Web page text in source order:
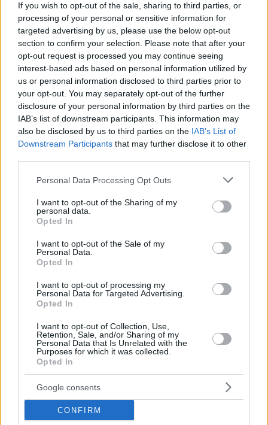
If you wish to opt-out of the sale, sharing to third parties, or
processing of your personal or sensitive information for
targeted advertising by us, please use the below opt-out
section to confirm your selection. Please note that after your
opt-out request is processed you may continue seeing
interest-based ads based on personal information utilized by
us or personal information disclosed to third parties prior to
your opt-out. You may separately opt-out of the further
disclosure of your personal information by third parties on the
IAB’s list of downstream participants. This information may
also be disclosed by us to third parties on the IAB’s List of
Downstream Participants that may further disclose it to other
Please note that this website/app uses one or more Google
not limited to your visit or usage behaviour. You may click to
grant or deny consent to Google and its third-party tags to
use your data for below specified purposes in below Google
consent section.
Personal Data Processing Opt Outs
I want to opt-out of the Sharing of my
personal data.
Opted In
I want to opt-out of the Sale of my
Personal Data.
Opted In
I want to opt-out of processing my
Personal Data for Targeted Advertising.
Opted In
I want to opt-out of Collection, Use,
Retention, Sale, and/or Sharing of my
Personal Data that Is Unrelated with the
Purposes for which it was collected.
Opted In
Google consents
CONFIRM
Φανατικός υποστηριχτής του Πούτιν ο Ντένις
Ματσούεφ, ο πιανίστας που ακύρωσε η Κρατική
Ορχήστρα Αθηνών
Πολλές άλλες χώρες του έχουν κλείσει την πόρτα τα
τελευταία χρόνια εξαιτίας των πολιτικών θέσεών του